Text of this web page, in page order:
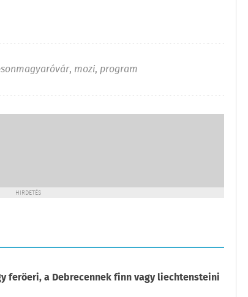
, mozi, program
HIRDETÉS
feröeri, a Debrecennek finn vagy liechtensteini